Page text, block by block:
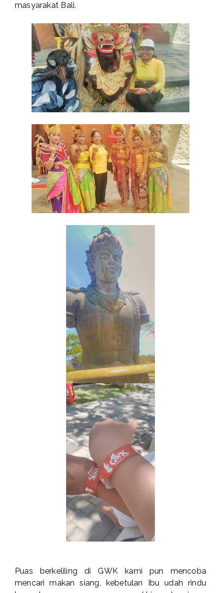
masyarakat Bali.
Puas berkeliling di GWK kami pun mencoba
mencari makan siang, kebetulan Ibu udah rindu